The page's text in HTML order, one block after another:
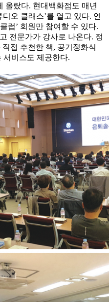
올랐다. 현대백화점도 매년
오 클래스’를 열고 있다. 연
럽’ 회원만 참여할 수 있다.
전문가가 강사로 나온다. 정
직접 추천한 책, 공기정화식
서비스도 제공한다.